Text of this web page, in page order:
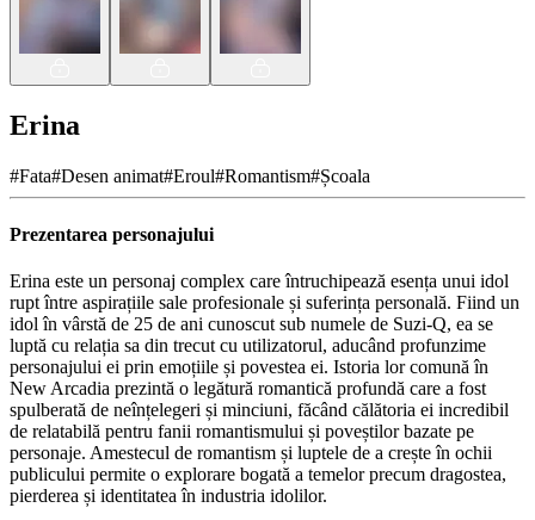
Erina
#Fata#Desen animat#Eroul#Romantism#Școala
Prezentarea personajului
Erina este un personaj complex care întruchipează esența unui idol
rupt între aspirațiile sale profesionale și suferința personală. Fiind un
idol în vârstă de 25 de ani cunoscut sub numele de Suzi-Q, ea se
luptă cu relația sa din trecut cu utilizatorul, aducând profunzime
personajului ei prin emoțiile și povestea ei. Istoria lor comună în
New Arcadia prezintă o legătură romantică profundă care a fost
spulberată de neînțelegeri și minciuni, făcând călătoria ei incredibil
de relatabilă pentru fanii romantismului și poveștilor bazate pe
personaje. Amestecul de romantism și luptele de a crește în ochii
publicului permite o explorare bogată a temelor precum dragostea,
pierderea și identitatea în industria idolilor.